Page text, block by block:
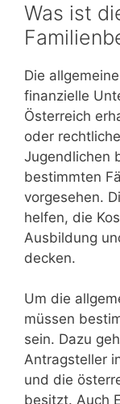
Was ist
Die
finanzielle
Österreich
oder
Jugendlichen
bestimmten
vorgesehen.
helfen, die
Ausbildung
decken.
Um die
müssen
sein. Dazu
Antragsteller
und die
besitzt. Auch